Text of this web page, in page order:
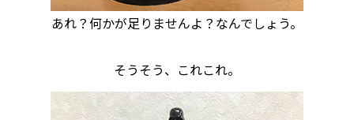
あれ？何かが足りませんよ？なんでしょう。
そうそう、これこれ。